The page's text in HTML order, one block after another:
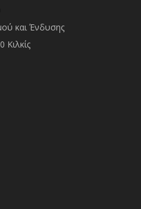
και Ένδυσης
Κιλκίς